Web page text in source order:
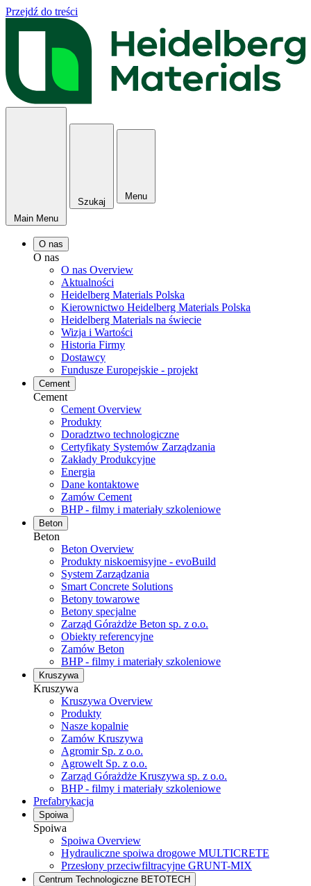
Przejdź do treści
Main Menu
Szukaj
Menu
O nas
O nas
O nas Overview
Aktualności
Heidelberg Materials Polska
Kierownictwo Heidelberg Materials Polska
Heidelberg Materials na świecie
Wizja i Wartości
Historia Firmy
Dostawcy
Fundusze Europejskie - projekt
Cement
Cement
Cement Overview
Produkty
Doradztwo technologiczne
Certyfikaty Systemów Zarządzania
Zakłady Produkcyjne
Energia
Dane kontaktowe
Zamów Cement
BHP - filmy i materiały szkoleniowe
Beton
Beton
Beton Overview
Produkty niskoemisyjne - evoBuild
System Zarządzania
Smart Concrete Solutions
Betony towarowe
Betony specjalne
Zarząd Górażdże Beton sp. z o.o.
Obiekty referencyjne
Zamów Beton
BHP - filmy i materiały szkoleniowe
Kruszywa
Kruszywa
Kruszywa Overview
Produkty
Nasze kopalnie
Zamów Kruszywa
Agromir Sp. z o.o.
Agrowelt Sp. z o.o.
Zarząd Górażdże Kruszywa sp. z o.o.
BHP - filmy i materiały szkoleniowe
Prefabrykacja
Spoiwa
Spoiwa
Spoiwa Overview
Hydrauliczne spoiwa drogowe MULTICRETE
Przesłony przeciwfiltracyjne GRUNT-MIX
Centrum Technologiczne BETOTECH